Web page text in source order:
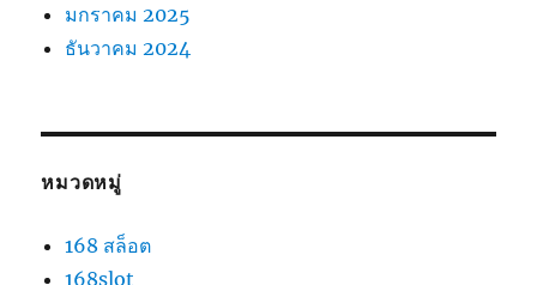
มกราคม 2025
ธันวาคม 2024
หมวดหมู่
168 สล็อต
168slot